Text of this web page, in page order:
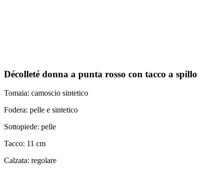
Décolleté donna a punta rosso con tacco a spillo
Tomaia: camoscio sintetico
Fodera: pelle e sintetico
Sottopiede: pelle
Tacco: 11 cm
Calzata: regolare